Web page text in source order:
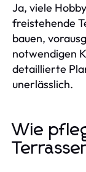
Ja, viele
freistehende
bauen,
notwendigen
detaillierte
unerlässlich.
Wie